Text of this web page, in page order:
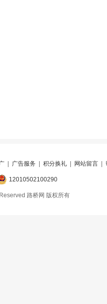
广告服务 积分换礼 网站留言
12010502100290
路桥网 版权所有